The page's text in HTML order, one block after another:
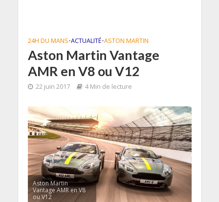
24H DU MANS•ACTUALITÉ•ASTON MARTIN
Aston Martin Vantage
AMR en V8 ou V12
22 juin 2017 4 Min de lecture
Aston Martin
Vantage AMR en V8
ou V12